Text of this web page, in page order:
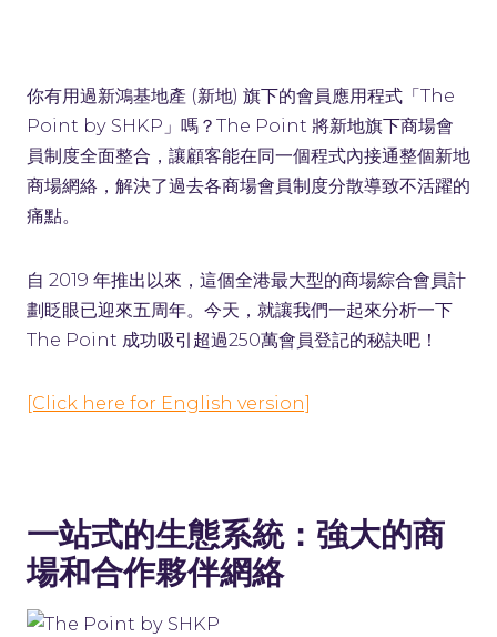
你有用過新鴻基地產 (新地) 旗下的會員應用程式「The
Point by SHKP」嗎？The Point 將新地旗下商場會
員制度全面整合，讓顧客能在同一個程式內接通整個新地
商場網絡，解決了過去各商場會員制度分散導致不活躍的
痛點。
自 2019 年推出以來，這個全港最大型的商場綜合會員計
劃眨眼已迎來五周年。今天，就讓我們一起來分析一下
The Point 成功吸引超過250萬會員登記的秘訣吧！
[Click here for English version]
一站式的生態系統：強大的商
場和合作夥伴網絡